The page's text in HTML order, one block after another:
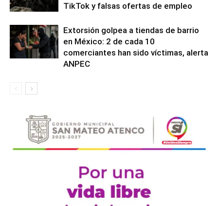
TikTok y falsas ofertas de empleo
Extorsión golpea a tiendas de barrio
en México: 2 de cada 10
comerciantes han sido víctimas, alerta
ANPEC